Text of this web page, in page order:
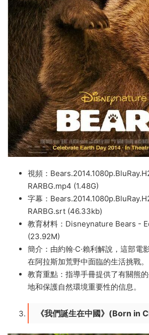
視頻：
RARBG.mp4 (1.48G)
字幕：
RARBG.srt (46.33kb)
教育材料：Disneynature Bears -
(23.92M)
簡介：由約翰·C·賴利解說，這部電
在阿拉斯加荒野中面臨的生活挑戰。
教育重點：指導手冊提供了有關熊
地和保護自然環境重要性的信息。
《我們誕生在中國》(Born in